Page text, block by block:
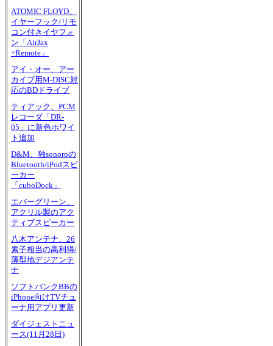
ATOMIC FLOYD、
イヤーフック/リモ
コン付きイヤフォ
ン「AirJax
+Remote」
アイ・オー、アー
カイブ用M-DISC対
応のBDドライブ
ティアック、PCM
レコーダ「DR-
05」に新色ホワイ
ト追加
D&M、独sonoroの
Bluetooth/iPodスピ
ーカー
「cuboDock」
エバーグリーン、
アクリル製のアク
ティブスピーカー
八木アンテナ、26
素子相当の高利得/
薄型地デジアンテ
ナ
ソフトバンクBBの
iPhone向けTVチュ
ーナ用アプリ更新
ダイジェストニュ
ース(11月28日)